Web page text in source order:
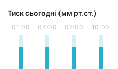
Тиск сьогодні (мм рт.ст.)
01:00 04:00 07:00 10:00